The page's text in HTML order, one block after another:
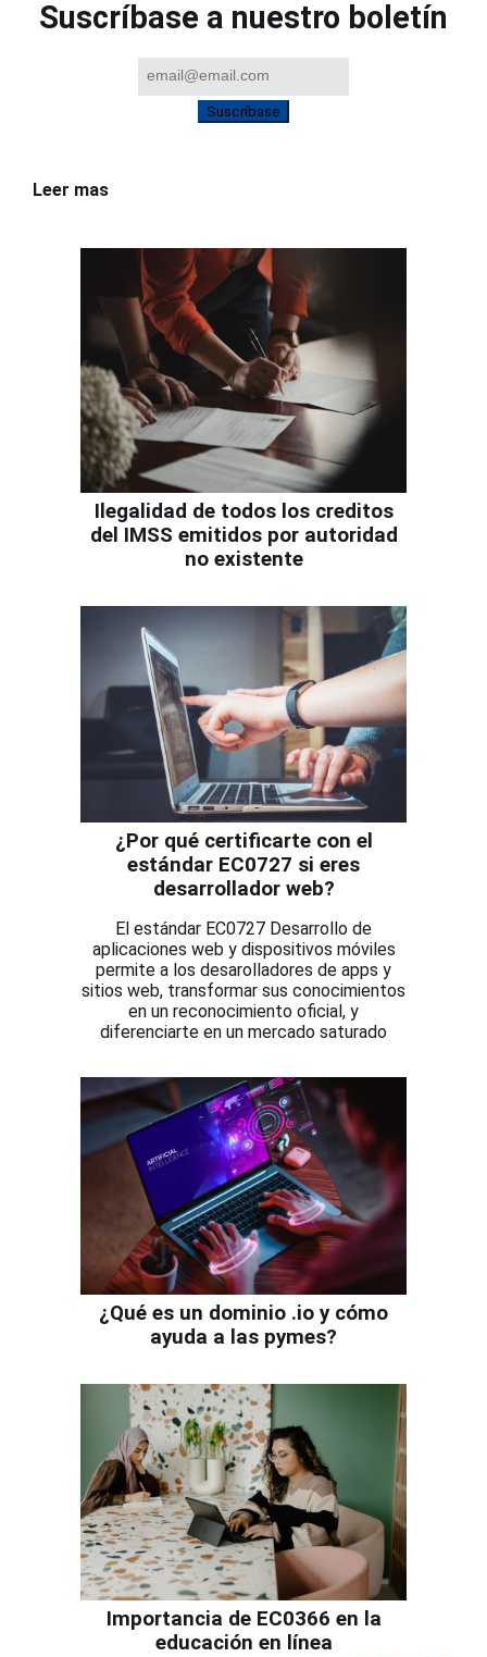
Suscríbase a nuestro boletín
Suscríbase
Leer mas
Ilegalidad de todos los creditos
del IMSS emitidos por autoridad
no existente
¿Por qué certificarte con el
estándar EC0727 si eres
desarrollador web?
El estándar EC0727 Desarrollo de
aplicaciones web y dispositivos móviles
permite a los desarolladores de apps y
sitios web, transformar sus conocimientos
en un reconocimiento oficial, y
diferenciarte en un mercado saturado
¿Qué es un dominio .io y cómo
ayuda a las pymes?
Importancia de EC0366 en la
educación en línea